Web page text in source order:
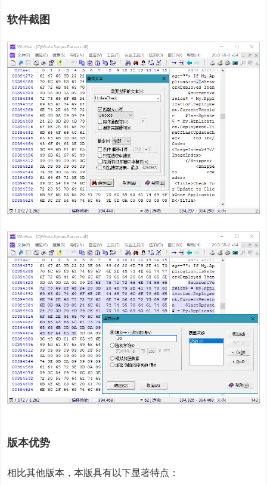
软件截图
版本优势
相比其他版本，本版具有以下显著特点：